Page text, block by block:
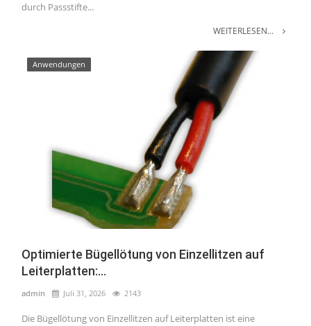
durch Passstifte...
WEITERLESEN...
Anwendungen
Optimierte Bügellötung von Einzellitzen auf
Leiterplatten:...
admin Juli 31, 2026 2143
Die Bügellötung von Einzellitzen auf Leiterplatten ist eine